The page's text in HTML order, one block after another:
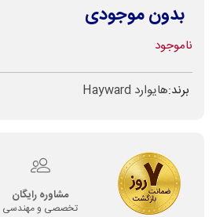
بدون موجودی
ناموجود
برند:هایوارد Hayward
مشاوره رایگان
تخصصی و مهندسی